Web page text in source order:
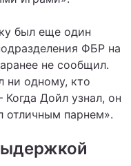
был еще один
ФБР на
не сообщил.
ни одному, кто
Дойл узнал, он
отличным парнем».